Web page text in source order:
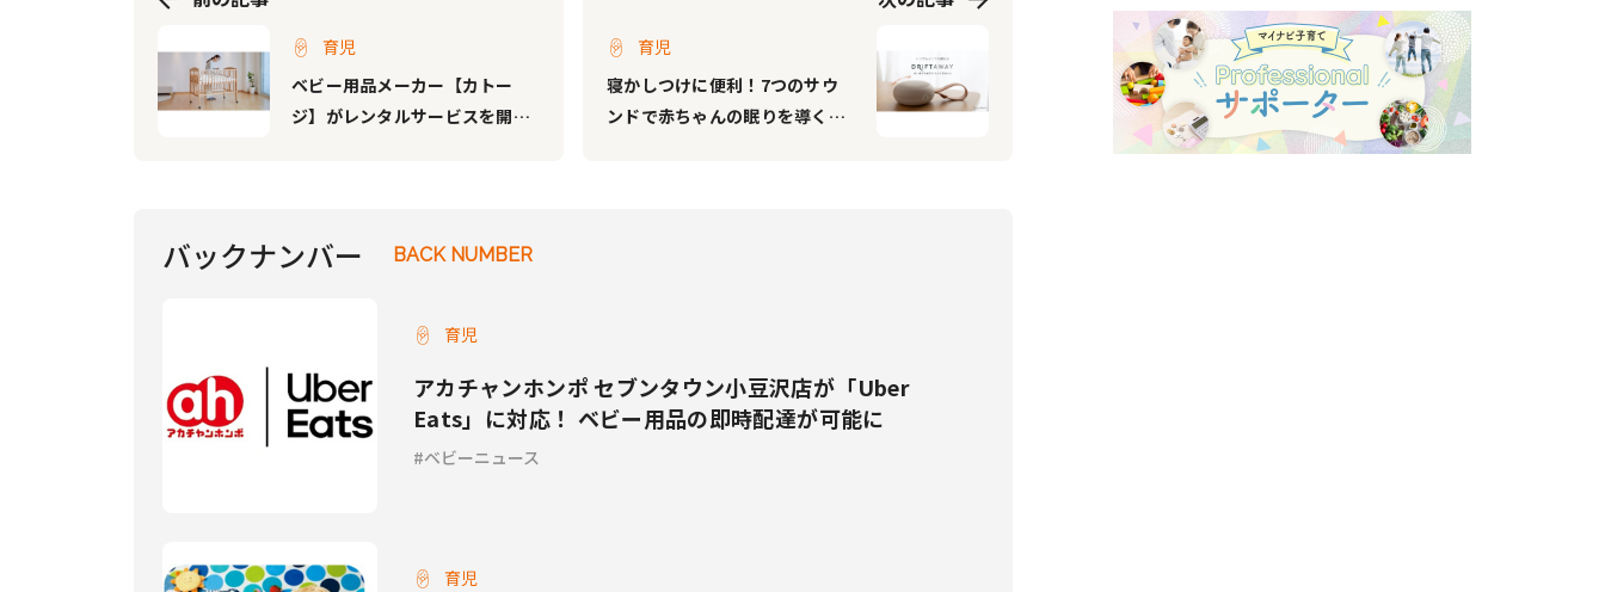
育児
ベビー用品メーカー【カトー
ジ】がレンタルサービスを開
育児
寝かしつけに便利！7つのサウ
ンドで赤ちゃんの眠りを導くホ
バックナンバー BACK NUMBER
育児
アカチャンホンポ セブンタウン小豆沢店が「Uber
Eats」に対応！ ベビー用品の即時配達が可能に
ベビーニュース
育児